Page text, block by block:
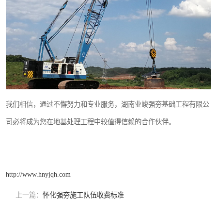
我们相信，通过不懈努力和专业服务，湖南业峻强夯基础工程有限公
司必将成为您在地基处理工程中较值得信赖的合作伙伴。
http://www.hnyjqh.com
上一篇： 怀化强夯施工队伍收费标准